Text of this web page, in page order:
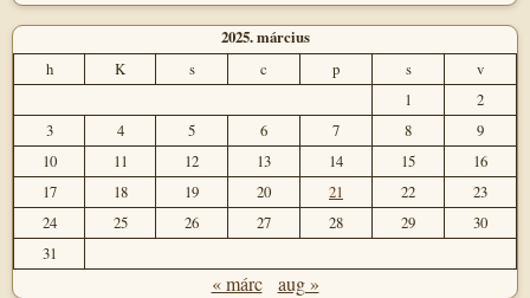
2025. március
h
K s c p s
v
1
2
3
4 5 6 7 8
9
10
11 12 13 14 15
16
17
18 19 20 21 22
23
24
25 26 27 28 29
30
31
« márc aug »